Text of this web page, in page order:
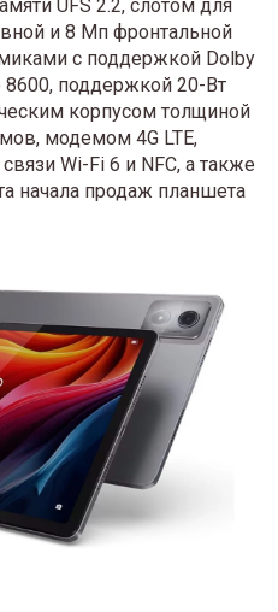
UFS 2.2, слотом для
и 8 Мп фронтальной
с поддержкой Dolby
поддержкой 20-Вт
корпусом толщиной
модемом 4G LTE,
Wi-Fi 6 и NFC, а также
начала продаж планшета